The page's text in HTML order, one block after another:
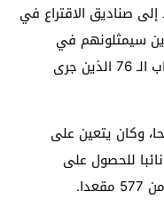
إلى صناديق الاقتراع في
لتحديد النواب الـ501 الذين سيمثلونهم في
البرلمان لمدة 5 سنوات، إلى جانب النواب الـ 76 الذين جرى
الثانية 1094 مرشحا، وكان يتعين على
الأحزاب أو التحالفات أن تصل إلى 289 نائبا للحصول على